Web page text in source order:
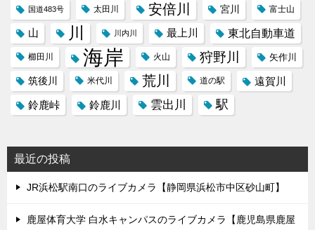
国道483号 太田川 安倍川 宮川 富士山
山 川 川内川 最上川 東北自動車道
櫛田川 海岸 火山 狩野川 矢作川
筑後川 米代川 荒川 道の駅
遠賀川
鈴鹿峠
鈴鹿川 雲出川 駅
最近の投稿
JR浜松駅南口のライブカメラ【静岡県浜松市中区砂山町】
鹿屋体育大学 白水キャンパスのライブカメラ【鹿児島県鹿屋